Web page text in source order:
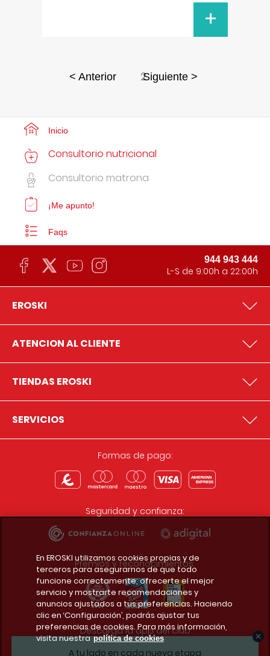
+
< Anterior 2Siguiente >
A tu lado en cada nueva etapa
Inicio
Consultorio nutricional
Consultorio matrona
¡Me apunto!
Faqs
944 943 444
L-S de 9:00h a 22:00h
EROSKI
ATENCION AL CLIENTE
TIENDAS EROSKI
SERVICIOS
Formas de pago:
Seguridad y confianza:
Premios y reconocimientos:
Descarga la app del club
En EROSKI utilizamos cookies propias y de
terceros para asegurarnos de que todo
funcione correctamente, ofrecerte el mejor
servicio y mostrarte recomendaciones y
anuncios ajustados a tus preferencias. Haciendo
clic en ‘Configuración’, podrás ajustar tus
preferencias de cookies. Para más información,
visita nuestra política de cookies